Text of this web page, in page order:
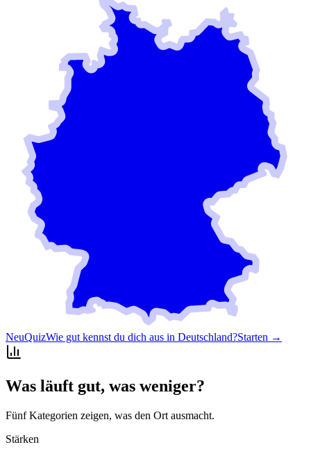
NeuQuizWie gut kennst du dich aus in Deutschland?Starten →
Was läuft gut, was weniger?
Fünf Kategorien zeigen, was den Ort ausmacht.
Stärken